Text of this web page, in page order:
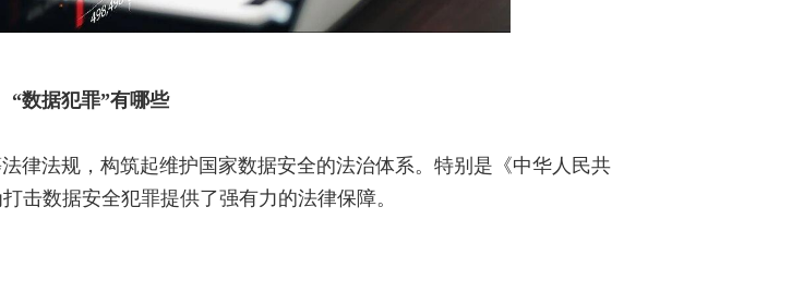
“数据犯罪”有哪些
律法规，构筑起维护国家数据安全的法治体系。特别是《中华人民共
击数据安全犯罪提供了强有力的法律保障。